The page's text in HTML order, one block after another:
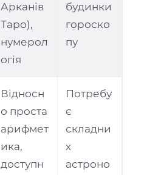
Арканів
Таро),
нумерол
огія
будинки
гороско
пу
Відносн
о проста
арифмет
ика,
доступн
Потребу
є
складни
х
астроно